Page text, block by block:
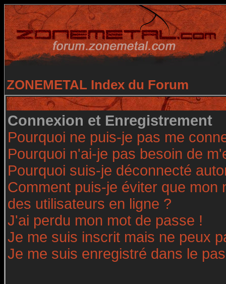
ZONEMETAL Index du Forum
Connexion et Enregistrement
Pourquoi ne puis-je pas me
Pourquoi n'ai-je pas besoin de
Pourquoi suis-je déconnecté
Comment puis-je éviter que
des utilisateurs en ligne ?
J'ai perdu mon mot de passe !
Je me suis inscrit mais ne peux
Je me suis enregistré dans le